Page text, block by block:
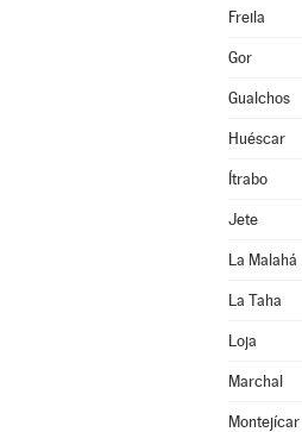
Freila
Gor
Gualchos
Huéscar
Ítrabo
Jete
La Malahá
La Taha
Loja
Marchal
Montejícar